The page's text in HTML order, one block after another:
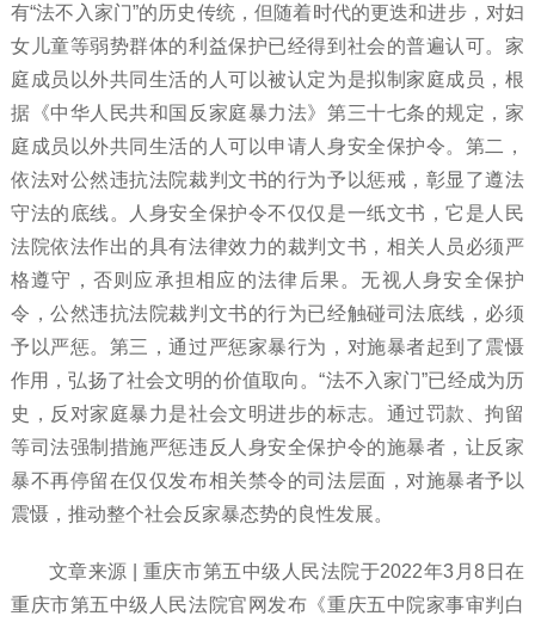
有“法不入家门”的历史传统，但随着时代的更迭和进步，对妇
女儿童等弱势群体的利益保护已经得到社会的普遍认可。家
庭成员以外共同生活的人可以被认定为是拟制家庭成员，根
据《中华人民共和国反家庭暴力法》第三十七条的规定，家
庭成员以外共同生活的人可以申请人身安全保护令。第二，
依法对公然违抗法院裁判文书的行为予以惩戒，彰显了遵法
守法的底线。人身安全保护令不仅仅是一纸文书，它是人民
法院依法作出的具有法律效力的裁判文书，相关人员必须严
格遵守，否则应承担相应的法律后果。无视人身安全保护
令，公然违抗法院裁判文书的行为已经触碰司法底线，必须
予以严惩。第三，通过严惩家暴行为，对施暴者起到了震慑
作用，弘扬了社会文明的价值取向。“法不入家门”已经成为历
史，反对家庭暴力是社会文明进步的标志。通过罚款、拘留
等司法强制措施严惩违反人身安全保护令的施暴者，让反家
暴不再停留在仅仅发布相关禁令的司法层面，对施暴者予以
震慑，推动整个社会反家暴态势的良性发展。
文章来源
| 重庆市第五中级人民法院于2022年3月8日在
重庆市第五中级人民法院官网发布《重庆五中院家事审判白